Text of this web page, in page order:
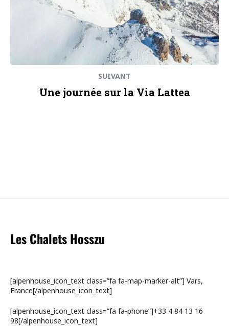
SUIVANT
Une journée sur la Via Lattea
Les Chalets Hosszu
[alpenhouse_icon_text class=”fa fa-map-marker-alt”] Vars,
France[/alpenhouse_icon_text]
[alpenhouse_icon_text class=”fa fa-phone”]+33 4 84 13 16
98[/alpenhouse_icon_text]